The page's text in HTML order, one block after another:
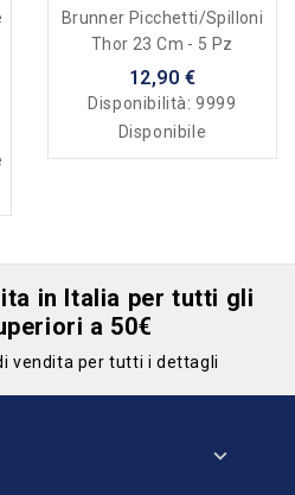
Brunner Picchetti/Spilloni
Thor 23 Cm - 5 Pz
12,90 €
Disponibilità:9999
Disponibile
in Italia per tutti gli
a 50€
vendita per tutti i dettagli
